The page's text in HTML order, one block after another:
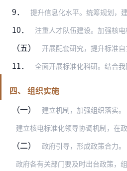
9． 提升信息化水平。统筹规划，建立核电标准信息化工作平台，做好与现有平台的对接，推进核电标
10． 注重人才队伍建设。加强核电标准化组织建设，积极引进和培育标准化高端人才，广泛吸纳核电
（五） 开展配套研究，提升标准自
11． 全面开展标准化科研。结合我国工业基础和研究现状，对关键性能指标开展必要的试验研究和验证
四、 组织实施
（一）
建立机制，加强组织落实。
（二）
政府引导，形成政策合力。